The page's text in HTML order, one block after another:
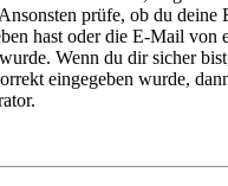
prüfe, ob du deine
hast oder die E-Mail von
Wenn du dir sicher
eingegeben wurde,